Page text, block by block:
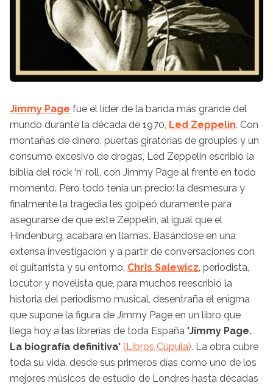
Jimmy Page fue el líder de la banda más grande del
mundo durante la década de 1970, Led Zeppelin. Con
montañas de dinero, puertas giratorias de groupies y un
consumo excesivo de drogas, Led Zeppelin escribió la
biblia del rock ‘n’ roll, con Jimmy Page al frente en todo
momento. Pero todo tenía un precio: la desmesura y
finalmente la tragedia les golpeó duramente para
asegurarse de que este Zeppelin, al igual que el
Hindenburg, acabara en llamas. Basándose en una
extensa investigación y a partir de conversaciones con
el guitarrista y su entorno, Chris Salewicz , periodista,
locutor y novelista que, para muchos reescribió la
historia del periodismo musical, desentraña el enigma
que supone la figura de Jimmy Page en un libro que
llega hoy a las librerías de toda España 'Jimmy Page.
La biografía definitiva' (Libros Cúpula). La obra cubre
toda su vida, desde sus primeros días como uno de los
mejores músicos de estudio de Londres hasta décadas